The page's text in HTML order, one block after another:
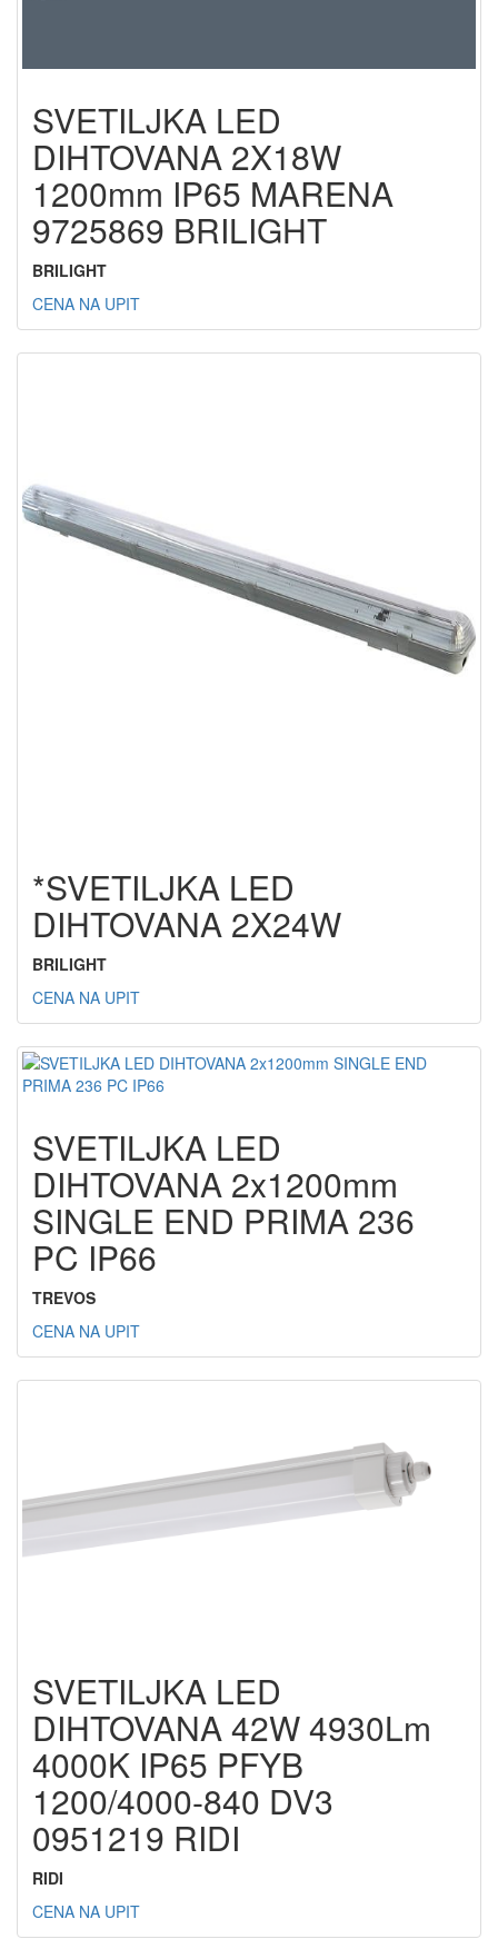
SVETILJKA LED
DIHTOVANA 2X18W
1200mm IP65 MARENA
9725869 BRILIGHT
BRILIGHT
CENA NA UPIT
*SVETILJKA LED
DIHTOVANA 2X24W
BRILIGHT
CENA NA UPIT
SVETILJKA LED
DIHTOVANA 2x1200mm
SINGLE END PRIMA 236
PC IP66
TREVOS
CENA NA UPIT
SVETILJKA LED
DIHTOVANA 42W 4930Lm
4000K IP65 PFYB
1200/4000-840 DV3
0951219 RIDI
RIDI
CENA NA UPIT